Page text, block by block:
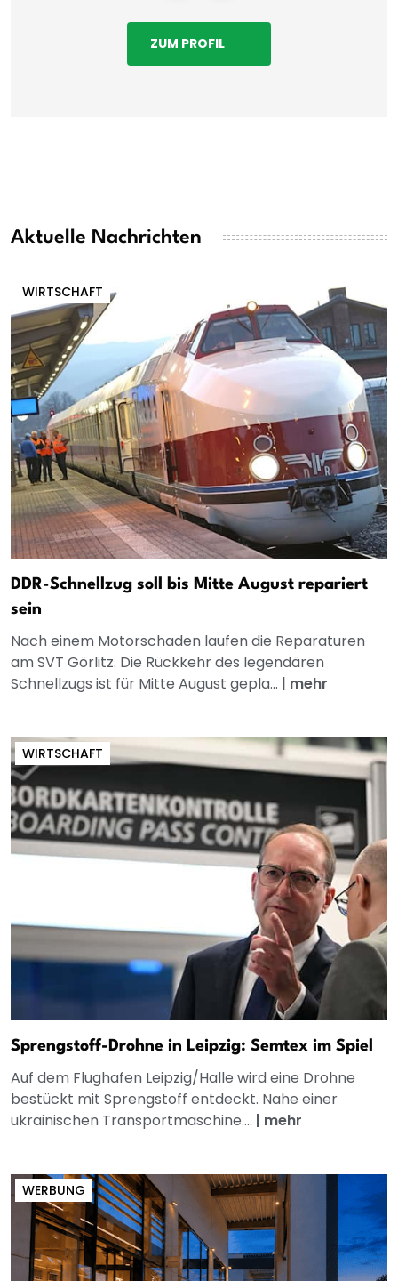
ZUM PROFIL
Aktuelle Nachrichten
WIRTSCHAFT
DDR-Schnellzug soll bis Mitte August repariert
sein
Nach einem Motorschaden laufen die Reparaturen
am SVT Görlitz. Die Rückkehr des legendären
Schnellzugs ist für Mitte August gepla... | mehr
WIRTSCHAFT
Sprengstoff-Drohne in Leipzig: Semtex im Spiel
Auf dem Flughafen Leipzig/Halle wird eine Drohne
bestückt mit Sprengstoff entdeckt. Nahe einer
ukrainischen Transportmaschine.... | mehr
WERBUNG